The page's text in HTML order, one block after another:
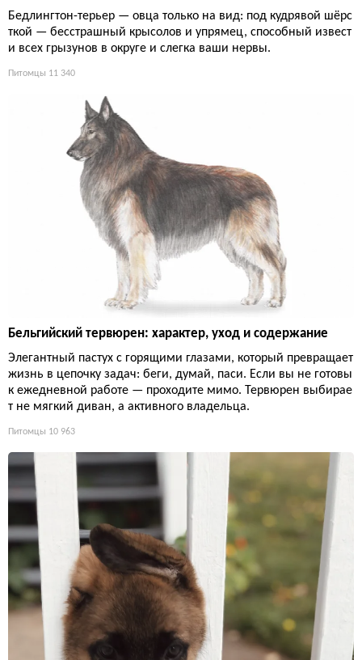
Бедлингтон-терьер — овца только на вид: под кудрявой шёрс
ткой — бесстрашный крысолов и упрямец, способный извест
и всех грызунов в округе и слегка ваши нервы.
Питомцы 11 340
Бельгийский тервюрен: характер, уход и содержание
Элегантный пастух с горящими глазами, который превращает
жизнь в цепочку задач: беги, думай, паси. Если вы не готовы
к ежедневной работе — проходите мимо. Тервюрен выбирае
т не мягкий диван, а активного владельца.
Питомцы 10 963